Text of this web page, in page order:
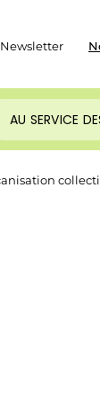
Newsletter
AU SERVICE